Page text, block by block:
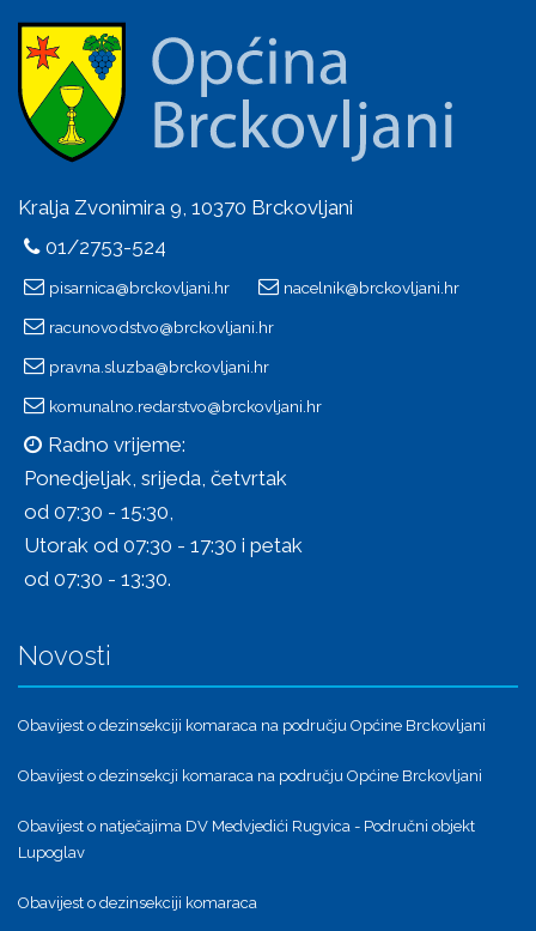
Kralja Zvonimira 9, 10370 Brckovljani
01/2753-524
pisarnica@brckovljani.hr nacelnik@brckovljani.hr
racunovodstvo@brckovljani.hr
pravna.sluzba@brckovljani.hr
komunalno.redarstvo@brckovljani.hr
Radno vrijeme:
Ponedjeljak, srijeda, četvrtak
od 07:30 - 15:30,
Utorak od 07:30 - 17:30 i petak
od 07:30 - 13:30.
Novosti
Obavijest o dezinsekciji komaraca na području Općine Brckovljani
Obavijest o dezinsekcji komaraca na području Općine Brckovljani
Obavijest o natječajima DV Medvjedići Rugvica - Područni objekt
Lupoglav
Obavijest o dezinsekciji komaraca